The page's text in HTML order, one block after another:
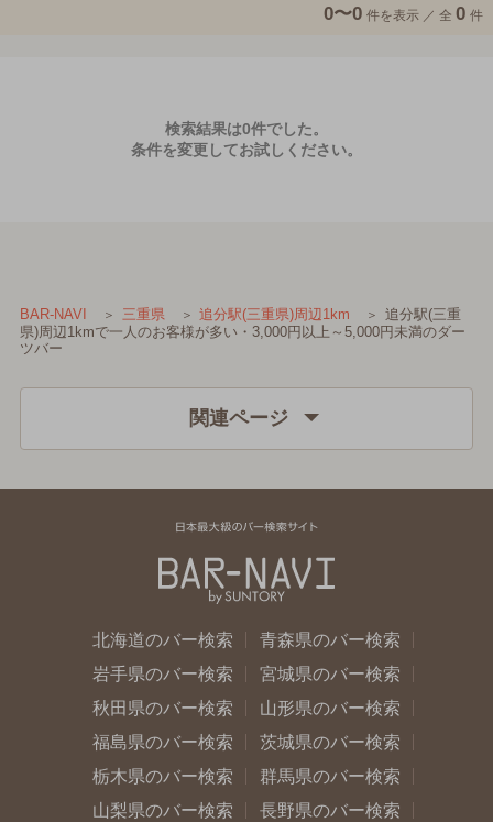
0〜0 件を表示 ／ 全 0 件
検索結果は0件でした。
条件を変更してお試しください。
BAR-NAVI 三重県 追分駅(三重県)周辺1km
追分駅(三重
県)周辺1kmで一人のお客様が多い・3,000円以上～5,000円未満のダー
ツバー
関連ページ
北海道のバー検索
青森県のバー検索
岩手県のバー検索
宮城県のバー検索
秋田県のバー検索
山形県のバー検索
福島県のバー検索
茨城県のバー検索
栃木県のバー検索
群馬県のバー検索
山梨県のバー検索
長野県のバー検索